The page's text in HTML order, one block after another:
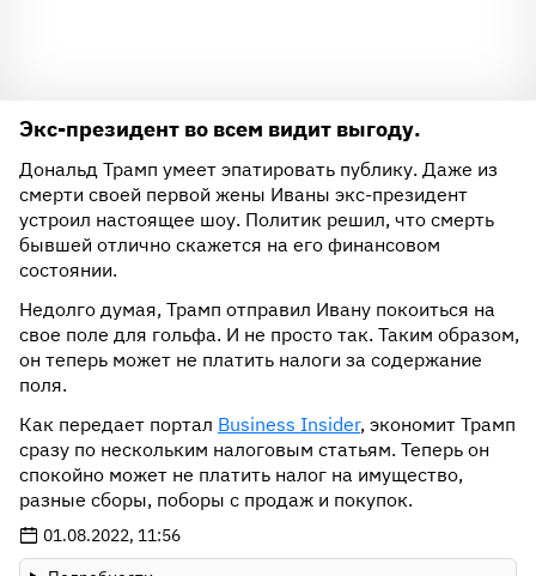
Экс-президент во всем видит выгоду.
Дональд Трамп умеет эпатировать публику. Даже из
смерти своей первой жены Иваны экс-президент
устроил настоящее шоу. Политик решил, что смерть
бывшей отлично скажется на его финансовом
состоянии.
Недолго думая, Трамп отправил Ивану покоиться на
свое поле для гольфа. И не просто так. Таким образом,
он теперь может не платить налоги за содержание
поля.
Как передает портал Business Insider, экономит Трамп
сразу по нескольким налоговым статьям. Теперь он
спокойно может не платить налог на имущество,
разные сборы, поборы с продаж и покупок.
01.08.2022, 11:56